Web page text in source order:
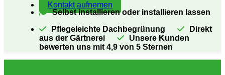
Kontakt aufnemen
Selbst installieren oder installieren lassen
Pflegeleichte Dachbegrünung
Direkt
aus der Gärtnerei
Unsere Kunden
bewerten uns mit 4,9 von 5 Sternen